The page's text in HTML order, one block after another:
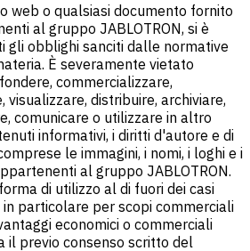
web o qualsiasi documento fornito
al gruppo JABLOTRON, si è
gli obblighi sanciti dalle normative
È severamente vietato
commercializzare,
visualizzare, distribuire, archiviare,
comunicare o utilizzare in altro
informativi, i diritti d'autore e di
le immagini, i nomi, i loghi e i
al gruppo JABLOTRON.
di utilizzo al di fuori dei casi
particolare per scopi commerciali
economici o commerciali
il previo consenso scritto del